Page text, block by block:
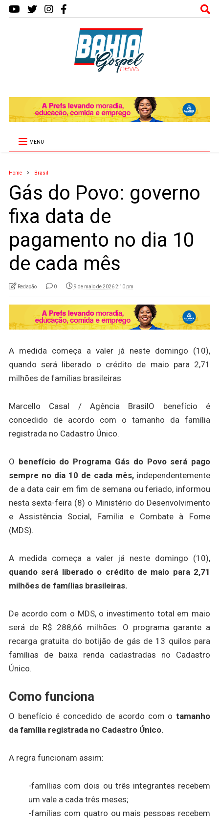
MENU
Home Brasil
Gás do Povo: governo
fixa data de
pagamento no dia 10
de cada mês
Redação 0 9 de maio de 2026 2:10 pm
A medida começa a valer já neste domingo (10),
quando será liberado o crédito de maio para 2,71
milhões de famílias brasileiras
Marcello Casal / Agência BrasilO benefício é
concedido de acordo com o tamanho da família
registrada no Cadastro Único.
O benefício do Programa Gás do Povo será pago
sempre no dia 10 de cada mês, independentemente
de a data cair em fim de semana ou feriado, informou
nesta sexta-feira (8) o Ministério do Desenvolvimento
e Assistência Social, Família e Combate à Fome
(MDS).
A medida começa a valer já neste domingo (10),
quando será liberado o crédito de maio para 2,71
milhões de famílias brasileiras.
De acordo com o MDS, o investimento total em maio
será de R$ 288,66 milhões. O programa garante a
recarga gratuita do botijão de gás de 13 quilos para
famílias de baixa renda cadastradas no Cadastro
Único.
Como funciona
O benefício é concedido de acordo com o tamanho
da família registrada no Cadastro Único.
A regra funcionam assim:
-famílias com dois ou três integrantes recebem
um vale a cada três meses;
-famílias com quatro ou mais pessoas recebem